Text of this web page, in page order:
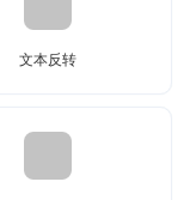
文本反转